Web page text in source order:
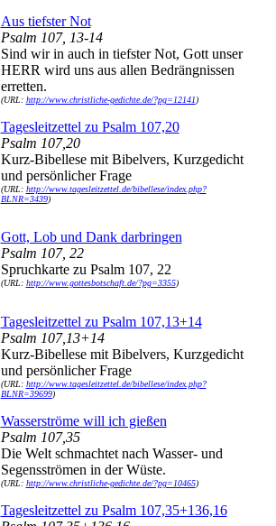
Aus tiefster Not
Psalm 107, 13-14
Sind wir in auch in tiefster Not, Gott unser
HERR wird uns aus allen Bedrängnissen
erretten.
(URL: http://www.christliche-gedichte.de/?pg=12141)
Tagesleitzettel zu Psalm 107,20
Psalm 107,20
Kurz-Bibellese mit Bibelvers, Kurzgedicht
und persönlicher Frage
(URL: http://www.tagesleitzettel.de/bibellese/index.php?
BLNR=3439)
Gott, Lob und Dank darbringen
Psalm 107, 22
Spruchkarte zu Psalm 107, 22
(URL: http://www.gottesbotschaft.de/?pg=3355)
Tagesleitzettel zu Psalm 107,13+14
Psalm 107,13+14
Kurz-Bibellese mit Bibelvers, Kurzgedicht
und persönlicher Frage
(URL: http://www.tagesleitzettel.de/bibellese/index.php?
BLNR=39699)
Wasserströme will ich gießen
Psalm 107,35
Die Welt schmachtet nach Wasser- und
Segensströmen in der Wüste.
(URL: http://www.christliche-gedichte.de/?pg=10465)
Tagesleitzettel zu Psalm 107,35+136,16